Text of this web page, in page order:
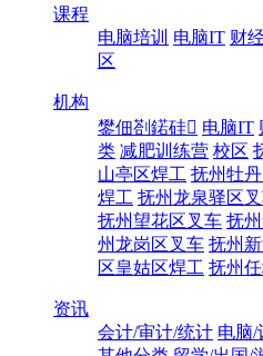
课程
电脑培训 电脑IT 财
区
机构
鐢佃剳鍩硅 电脑IT
类 减肥训练营 校区
山亭区焊工 抚州牡
焊工 抚州龙泉驿区
抚州望花区叉车 抚
州龙岗区叉车 抚州
区皇姑区焊工 抚州
资讯
会计/审计/统计 电脑/